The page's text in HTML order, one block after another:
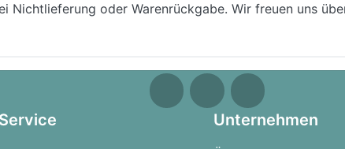
Nichtlieferung oder Warenrückgabe. Wir freuen uns
Service Unternehmen